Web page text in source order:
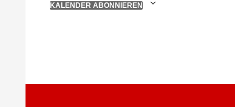
KALENDER ABONNIEREN